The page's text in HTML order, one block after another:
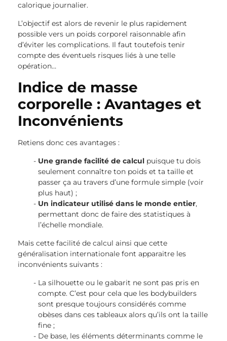
calorique journalier.
L’objectif est alors de revenir le plus rapidement
possible vers un poids corporel raisonnable afin
d’éviter les complications. Il faut toutefois tenir
compte des éventuels risques liés à une telle
opération…
Indice de masse
corporelle : Avantages et
Inconvénients
Retiens donc ces avantages :
Une grande facilité de calcul puisque tu dois
seulement connaître ton poids et ta taille et
passer ça au travers d’une formule simple (voir
plus haut) ;
Un indicateur utilisé dans le monde entier,
permettant donc de faire des statistiques à
l’échelle mondiale.
Mais cette facilité de calcul ainsi que cette
généralisation internationale font apparaitre les
inconvénients suivants :
La silhouette ou le gabarit ne sont pas pris en
compte. C’est pour cela que les bodybuilders
sont presque toujours considérés comme
obèses dans ces tableaux alors qu’ils ont la taille
fine ;
De base, les éléments déterminants comme le